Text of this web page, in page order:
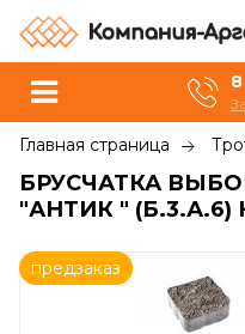
Главная страница
БРУСЧАТКА
"АНТИК "
предзаказ